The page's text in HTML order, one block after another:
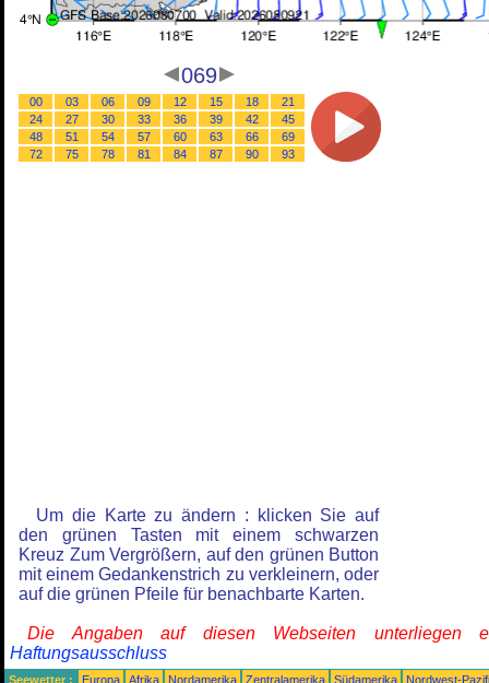
069
00 03 06 09 12 15 18
21
24
27 30 33 36 39 42
45
48
51 54 57 60 63 66
69
72
75 78 81 84 87 90 93
Um die Karte zu ändern : klicken Sie auf
den grünen Tasten mit einem schwarzen
Kreuz Zum Vergrößern, auf den grünen Button
mit einem Gedankenstrich zu verkleinern, oder
auf die grünen Pfeile für benachbarte Karten.
Die Angaben auf diesen Webseiten unterliegen
Haftungsausschluss
Seewetter : Europa Afrika Nordamerika Zentralamerika Südamerika
Nordwest-